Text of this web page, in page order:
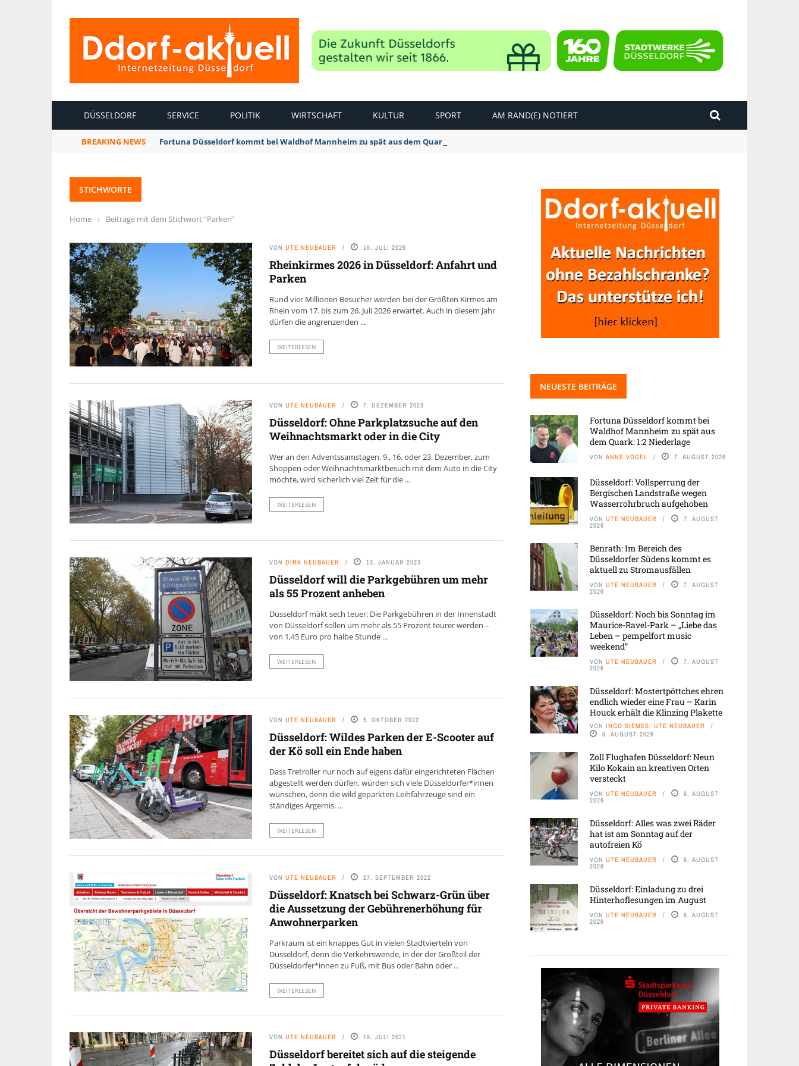
DÜSSELDORF SERVICE POLITIK WIRTSCHAFT KULTUR SPORT AM RAND(E) NOTIERT
BREAKING NEWS Fortuna Düsseldorf kommt bei Waldhof Mannheim zu spät aus dem Quark: 1:2 Niederlage
STICHWORTE
Home › Beiträge mit dem Stichwort "Parken"
VON UTE NEUBAUER 16. JULI 2026
Rheinkirmes 2026 in Düsseldorf: Anfahrt und
Parken
Rund vier Millionen Besucher werden bei der Größten Kirmes am
Rhein vom 17. bis zum 26. Juli 2026 erwartet. Auch in diesem Jahr
dürfen die angrenzenden ...
WEITERLESEN
VON UTE NEUBAUER 7. DEZEMBER 2023
Düsseldorf: Ohne Parkplatzsuche auf den
Weihnachtsmarkt oder in die City
Wer an den Adventssamstagen, 9., 16. oder 23. Dezember, zum
Shoppen oder Weihnachtsmarktbesuch mit dem Auto in die City
möchte, wird sicherlich viel Zeit für die ...
WEITERLESEN
VON DIRK NEUBAUER 13. JANUAR 2023
Düsseldorf will die Parkgebühren um mehr
als 55 Prozent anheben
Düsseldorf mäkt sech teuer: Die Parkgebühren in der Innenstadt
von Düsseldorf sollen um mehr als 55 Prozent teurer werden –
von 1,45 Euro pro halbe Stunde ...
WEITERLESEN
VON UTE NEUBAUER 5. OKTOBER 2022
Düsseldorf: Wildes Parken der E-Scooter auf
der Kö soll ein Ende haben
Dass Tretroller nur noch auf eigens dafür eingerichteten Flächen
abgestellt werden dürfen, würden sich viele Düsseldorfer*innen
wünschen, denn die wild geparkten Leihfahrzeuge sind ein
ständiges Ärgernis. ...
WEITERLESEN
VON UTE NEUBAUER 27. SEPTEMBER 2022
Düsseldorf: Knatsch bei Schwarz-Grün über
die Aussetzung der Gebührenerhöhung für
Anwohnerparken
Parkraum ist ein knappes Gut in vielen Stadtvierteln von
Düsseldorf, denn die Verkehrswende, in der der Großteil der
Düsseldorfer*innen zu Fuß, mit Bus oder Bahn oder ...
WEITERLESEN
VON UTE NEUBAUER 19. JULI 2021
Düsseldorf bereitet sich auf die steigende
NEUESTE BEITRÄGE
Fortuna Düsseldorf kommt bei
Waldhof Mannheim zu spät aus
dem Quark: 1:2 Niederlage
VON ANNE VOGEL 7. AUGUST 2026
Düsseldorf: Vollsperrung der
Bergischen Landstraße wegen
Wasserrohrbruch aufgehoben
VON UTE NEUBAUER 7. AUGUST
2026
Benrath: Im Bereich des
Düsseldorfer Südens kommt es
aktuell zu Stromausfällen
VON UTE NEUBAUER 7. AUGUST
2026
Düsseldorf: Noch bis Sonntag im
Maurice-Ravel-Park – „Liebe das
Leben – pempelfort music
weekend“
VON UTE NEUBAUER 7. AUGUST
2026
Düsseldorf: Mostertpöttches ehren
endlich wieder eine Frau – Karin
Houck erhält die Klinzing Plakette
VON INGO SIEMES, UTE NEUBAUER
6. AUGUST 2026
Zoll Flughafen Düsseldorf: Neun
Kilo Kokain an kreativen Orten
versteckt
VON UTE NEUBAUER 6. AUGUST
2026
Düsseldorf: Alles was zwei Räder
hat ist am Sonntag auf der
autofreien Kö
VON UTE NEUBAUER 6. AUGUST
2026
Düsseldorf: Einladung zu drei
Hinterhoflesungen im August
VON UTE NEUBAUER 6. AUGUST
2026